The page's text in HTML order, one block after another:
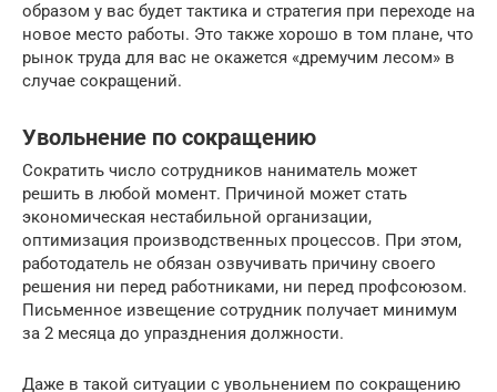
образом у вас будет тактика и стратегия при переходе на
новое место работы. Это также хорошо в том плане, что
рынок труда для вас не окажется «дремучим лесом» в
случае сокращений.
Увольнение по сокращению
Сократить число сотрудников наниматель может
решить в любой момент. Причиной может стать
экономическая нестабильной организации,
оптимизация производственных процессов. При этом,
работодатель не обязан озвучивать причину своего
решения ни перед работниками, ни перед профсоюзом.
Письменное извещение сотрудник получает минимум
за 2 месяца до упразднения должности.
Даже в такой ситуации с увольнением по сокращению